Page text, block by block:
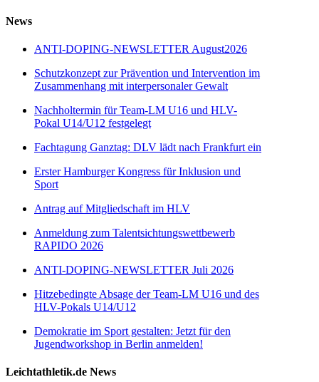
News
ANTI-DOPING-NEWSLETTER August2026
Schutzkonzept zur Prävention und Intervention im
Zusammenhang mit interpersonaler Gewalt
Nachholtermin für Team-LM U16 und HLV-
Pokal U14/U12 festgelegt
Fachtagung Ganztag: DLV lädt nach Frankfurt ein
Erster Hamburger Kongress für Inklusion und
Sport
Antrag auf Mitgliedschaft im HLV
Anmeldung zum Talentsichtungswettbewerb
RAPIDO 2026
ANTI-DOPING-NEWSLETTER Juli 2026
Hitzebedingte Absage der Team-LM U16 und des
HLV-Pokals U14/U12
Demokratie im Sport gestalten: Jetzt für den
Jugendworkshop in Berlin anmelden!
Leichtathletik.de News